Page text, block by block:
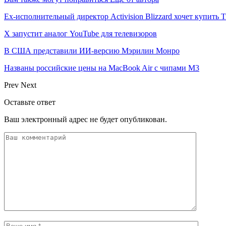
Ex-исполнительный директор Activision Blizzard хочет купить
X запустит аналог YouTube для телевизоров
В США представили ИИ-версию Мэрилин Монро
Названы российские цены на MacBook Air с чипами M3
Prev Next
Оставьте ответ
Ваш электронный адрес не будет опубликован.